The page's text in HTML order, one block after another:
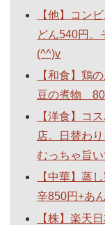
【他】コン
どん540円。
(^^)v
【和食】鶏
豆の煮物
【洋食】コ
店。日替わ
むっちゃ旨い
【中華】蒸
辛850円+あ
【株】楽天